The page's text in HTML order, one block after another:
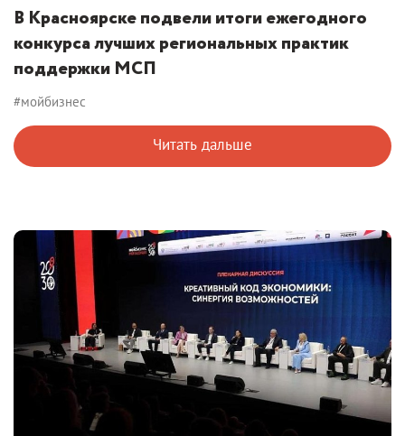
В Красноярске подвели итоги ежегодного
конкурса лучших региональных практик
поддержки МСП
#мойбизнес
Читать дальше